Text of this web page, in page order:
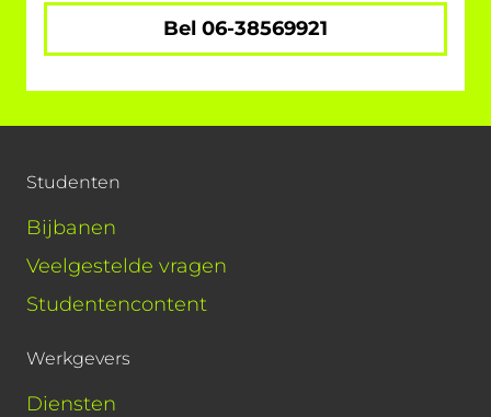
Bel 06-38569921
Studenten
Bijbanen
Veelgestelde vragen
Studentencontent
Werkgevers
Diensten